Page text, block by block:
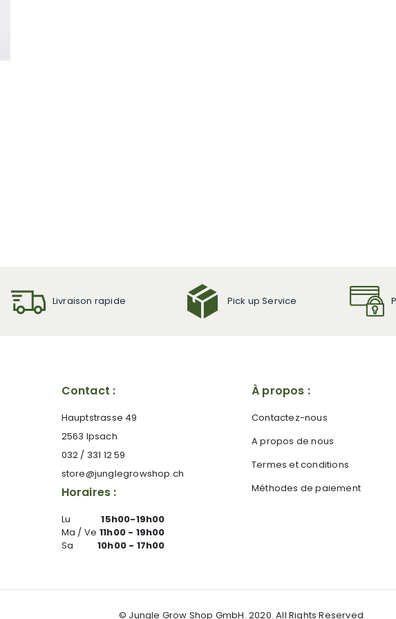
Livraison rapide Pick up Service
Contact :
Hauptstrasse 49
2563 Ipsach
032 / 331 12 59
store@junglegrowshop.ch
Horaires :
Lu
15h00-19h00
Ma / Ve 11h00 - 19h00
Sa
10h00 - 17h00
À propos :
Contactez-nous
A propos de nous
Termes et conditions
Méthodes de paiement
© Jungle Grow Shop GmbH. 2020. All Rights Reserved